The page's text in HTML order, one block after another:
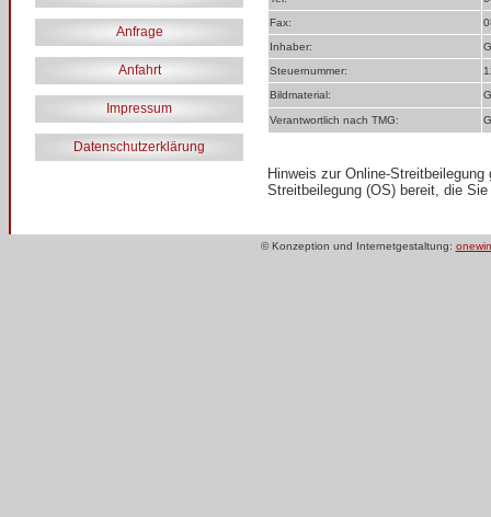
Anfrage
Anfahrt
Impressum
Datenschutzerklärung
Fax:
Inhaber:
Steuernummer:
Bildmaterial:
Verantwortlich nach TMG:
Hinweis zur Online-
Streitbeilegung (OS) bereit, die
© Konzeption und Internetgestaltung: